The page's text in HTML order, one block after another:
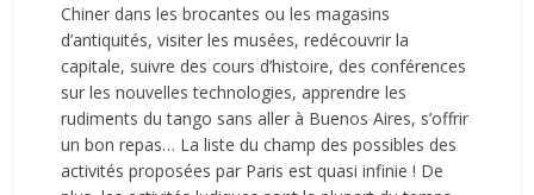
Chiner dans les brocantes ou les magasins
d’antiquités, visiter les musées, redécouvrir la
capitale, suivre des cours d’histoire, des conférences
sur les nouvelles technologies, apprendre les
rudiments du tango sans aller à Buenos Aires, s’offrir
un bon repas… La liste du champ des possibles des
activités proposées par Paris est quasi infinie ! De